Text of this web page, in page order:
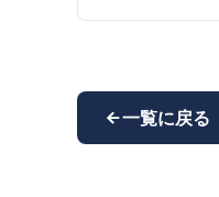
一覧に戻る